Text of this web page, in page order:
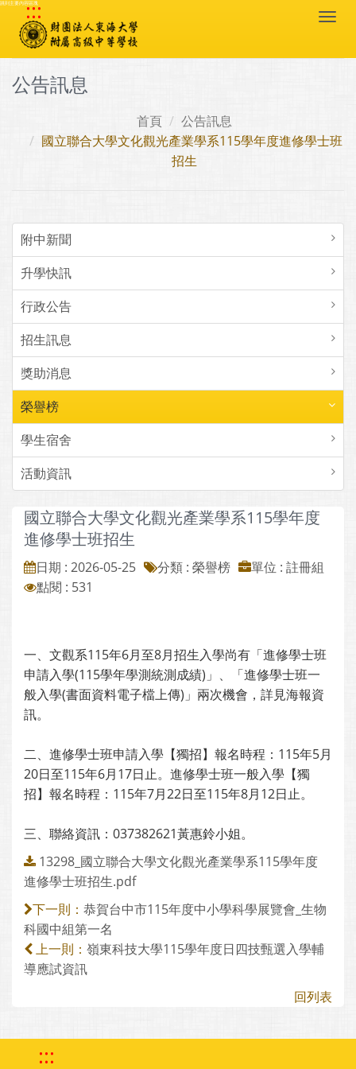
跳到主要內容區塊
:::
公告訊息
首頁
公告訊息
國立聯合大學文化觀光產業學系115學年度進修學士班
招生
附中新聞
升學快訊
行政公告
招生訊息
獎助消息
榮譽榜
學生宿舍
活動資訊
國立聯合大學文化觀光產業學系115學年度
進修學士班招生
日期 : 2026-05-25 分類 : 榮譽榜
單位 : 註冊組
點閱 : 531
一、文觀系115年6月至8月招生入學尚有「進修學士班
申請入學(115學年學測統測成績)」、「進修學士班一
般入學(書面資料電子檔上傳)」兩次機會，詳見海報資
訊。
二、進修學士班申請入學【獨招】報名時程：115年5月
20日至115年6月17日止。進修學士班一般入學【獨
招】報名時程：115年7月22日至115年8月12日止。
三、聯絡資訊：037382621黃惠鈴小姐。
13298_國立聯合大學文化觀光產業學系115學年度
進修學士班招生.pdf
下一則： 恭賀台中市115年度中小學科學展覽會_生物
科國中組第一名
上一則： 嶺東科技大學115學年度日四技甄選入學輔
導應試資訊
回列表
:::